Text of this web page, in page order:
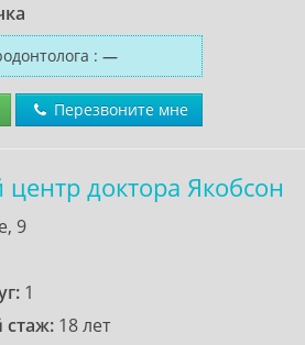
: —
Перезвоните мне
доктора Якобсон
9
1
стаж:18 лет